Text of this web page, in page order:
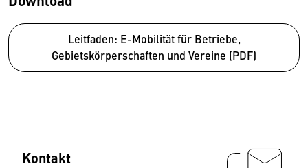
Leitfaden: E-Mobilität für Betriebe,
Gebietskörperschaften und Vereine (PDF)
Kontakt